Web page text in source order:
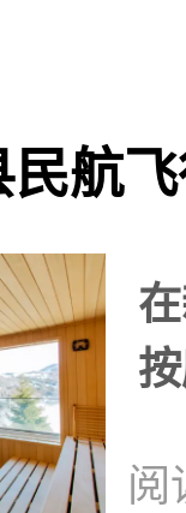
航
阅